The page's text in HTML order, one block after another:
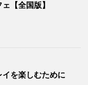
【全国版】
を楽しむために